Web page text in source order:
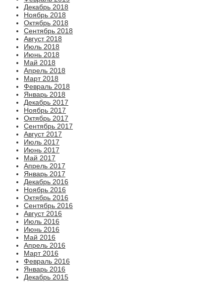
Декабрь 2018
Ноябрь 2018
Октябрь 2018
Сентябрь 2018
Август 2018
Июль 2018
Июнь 2018
Май 2018
Апрель 2018
Март 2018
Февраль 2018
Январь 2018
Декабрь 2017
Ноябрь 2017
Октябрь 2017
Сентябрь 2017
Август 2017
Июль 2017
Июнь 2017
Май 2017
Апрель 2017
Январь 2017
Декабрь 2016
Ноябрь 2016
Октябрь 2016
Сентябрь 2016
Август 2016
Июль 2016
Июнь 2016
Май 2016
Апрель 2016
Март 2016
Февраль 2016
Январь 2016
Декабрь 2015